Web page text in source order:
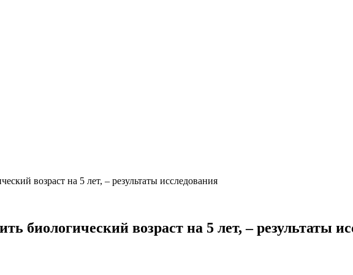
возраст на 5 лет, – результаты исследования
биологический возраст на 5 лет, – результаты